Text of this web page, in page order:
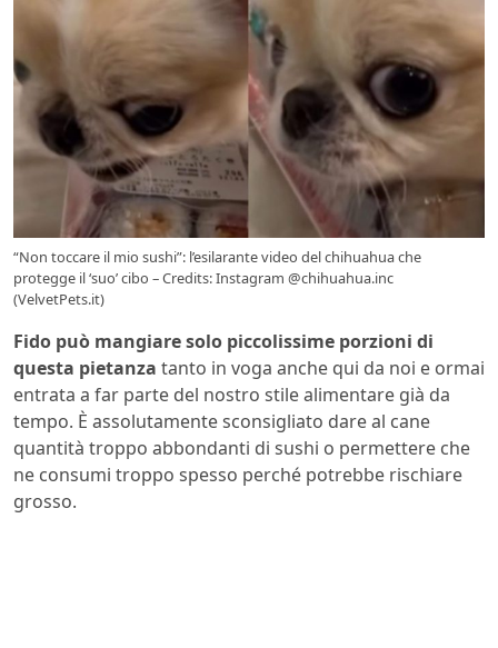
“Non toccare il mio sushi”: l’esilarante video del chihuahua che
protegge il ‘suo’ cibo – Credits: Instagram @chihuahua.inc
(VelvetPets.it)
Fido può mangiare solo piccolissime porzioni di
questa pietanza tanto in voga anche qui da noi e ormai
entrata a far parte del nostro stile alimentare già da
tempo. È assolutamente sconsigliato dare al cane
quantità troppo abbondanti di sushi o permettere che
ne consumi troppo spesso perché potrebbe rischiare
grosso.